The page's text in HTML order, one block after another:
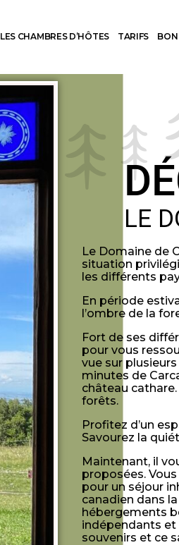
LES CHAMBRES D’HÔTES TARIFS BON
LE
Le Domaine de
situation
les différents
En période
l’ombre de la
Fort de ses
pour vous
vue sur
minutes de
château
forêts.
Profitez d’un
Savourez la
Maintenant, il
proposées.
pour un séjour
canadien dans
hébergements
indépendants et
souvenirs et ce